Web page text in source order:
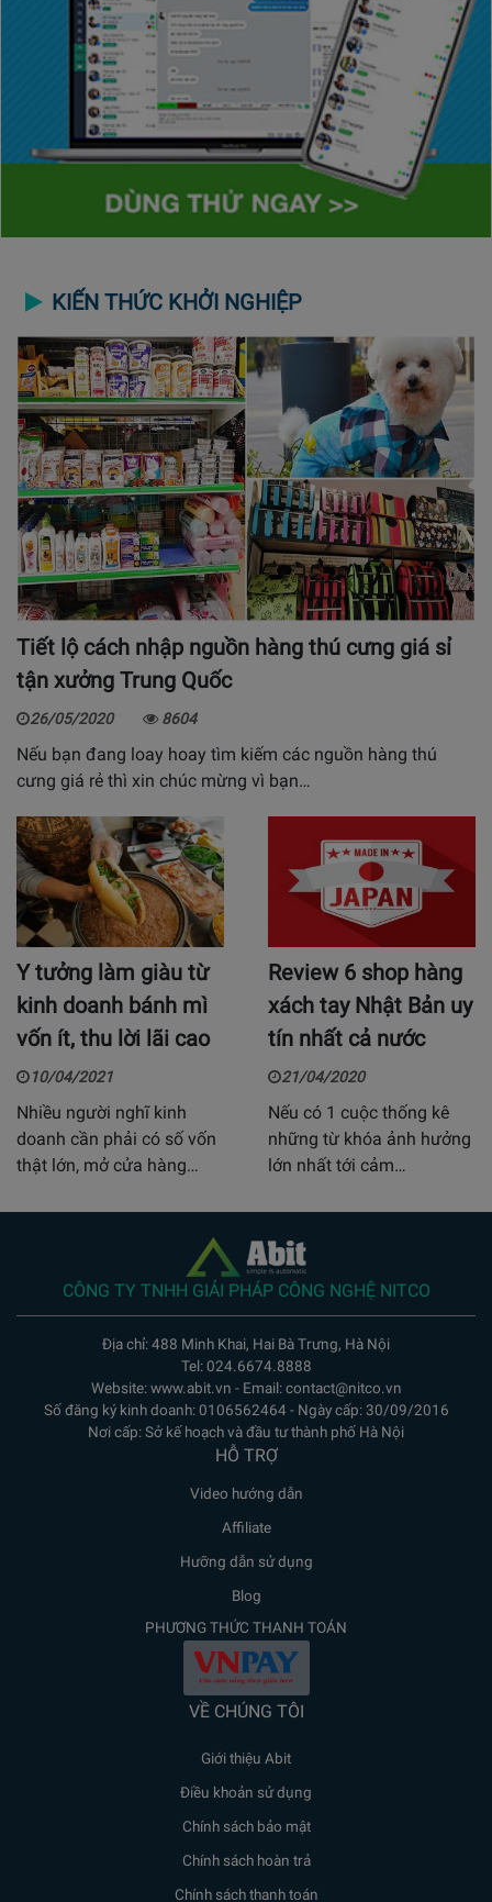
KIẾN THỨC KHỞI NGHIỆP
Tiết lộ cách nhập nguồn hàng thú cưng giá sỉ
tận xưởng Trung Quốc
26/05/2020 8604
Nếu bạn đang loay hoay tìm kiếm các nguồn hàng thú
cưng giá rẻ thì xin chúc mừng vì bạn…
Y tưởng làm giàu từ
kinh doanh bánh mì
vốn ít, thu lời lãi cao
10/04/2021
Nhiều người nghĩ kinh
doanh cần phải có số vốn
thật lớn, mở cửa hàng…
Review 6 shop hàng
xách tay Nhật Bản uy
tín nhất cả nước
21/04/2020
Nếu có 1 cuộc thống kê
những từ khóa ảnh hưởng
lớn nhất tới cảm…
CÔNG TY TNHH GIẢI PHÁP CÔNG NGHỆ NITCO
Địa chỉ: 488 Minh Khai, Hai Bà Trưng, Hà Nội
Tel: 024.6674.8888
Website: www.abit.vn - Email: contact@nitco.vn
Số đăng ký kinh doanh: 0106562464 - Ngày cấp: 30/09/2016
Nơi cấp: Sở kế hoạch và đầu tư thành phố Hà Nội
HỖ TRỢ
Video hướng dẫn
Affiliate
Hưỡng dẫn sử dụng
Blog
PHƯƠNG THỨC THANH TOÁN
VỀ CHÚNG TÔI
Giới thiệu Abit
Điều khoản sử dụng
Chính sách bảo mật
Chính sách hoàn trả
Chính sách thanh toán